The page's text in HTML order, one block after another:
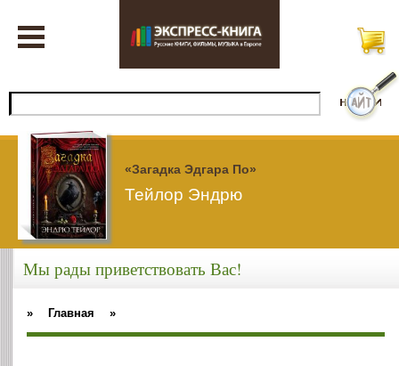
«Загадка Эдгара По»
Тейлор Эндрю
Мы рады приветствовать Вас!
» Главная »